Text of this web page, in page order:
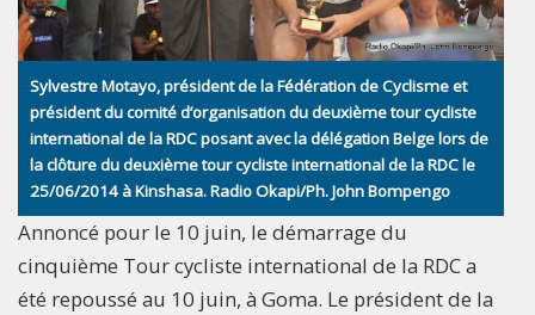
Sylvestre Motayo, président de la Fédération de Cyclisme et
président du comité d’organisation du deuxième tour cycliste
international de la RDC posant avec la délégation Belge lors de
la clôture du deuxième tour cycliste international de la RDC le
25/06/2014 à Kinshasa. Radio Okapi/Ph. John Bompengo
Annoncé pour le 10 juin, le démarrage du
cinquième Tour cycliste international de la RDC a
été repoussé au 10 juin, à Goma. Le président de la